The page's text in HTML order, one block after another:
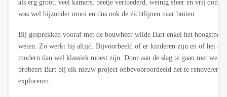
als erg groot, veel kamers, beetje verloederd, weinig sfeer en vrij
was wel bijzonder mooi en dus ook de zichtlijnen naar buiten.
Bij gesprekken vooraf met de bouwheer wilde Bart enkel het
weten. Zo werkt hij altijd. Bijvoorbeeld of er kinderen zijn en of het
modern dan wel klassiek moest zijn. Door aan de slag te gaan met
probeert Bart bij elk nieuw project onbevooroordeeld het te renoveren
exploreren.